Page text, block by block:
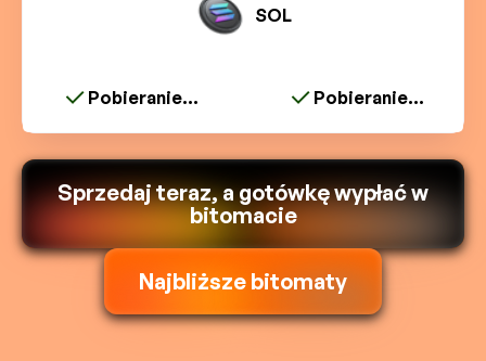
SOL
Pobieranie... Pobieranie...
Sprzedaj teraz, a gotówkę wypłać w
bitomacie
Najbliższe bitomaty